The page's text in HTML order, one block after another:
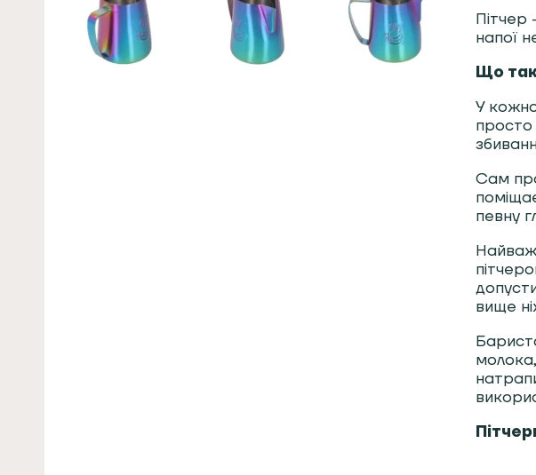
Пітчер
напої
Що
У
просто
Сам
певну
вище